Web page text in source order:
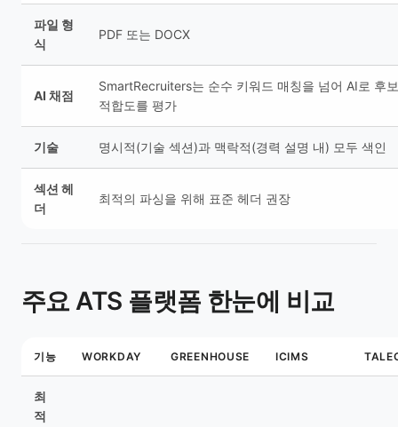
파일 형
식
PDF 또는 DOCX
AI 채점
SmartRecruiters는 순수 키워드 매칭을 넘어 AI로 후
적합도를 평가
기술 명시적(기술 섹션)과 맥락적(경력 설명 내) 모두 색인
섹션 헤
더
최적의 파싱을 위해 표준 헤더 권장
주요 ATS 플랫폼 한눈에 비교
기능 WORKDAY GREENHOUSE ICIMS
최
적